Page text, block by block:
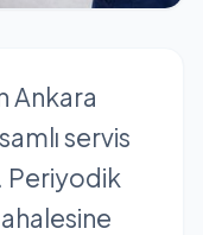
Ankara
servis
Periyodik